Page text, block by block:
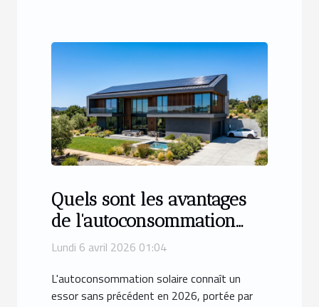
Quels sont les avantages
de l'autoconsommation
solaire en 2026 ?
Lundi 6 avril 2026 01:04
L'autoconsommation solaire connaît un
essor sans précédent en 2026, portée par